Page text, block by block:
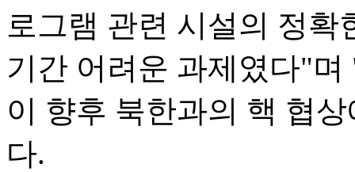
로그램 관련 시설의 정확
기간 어려운 과제였다"
이 향후 북한과의 핵 협
다.